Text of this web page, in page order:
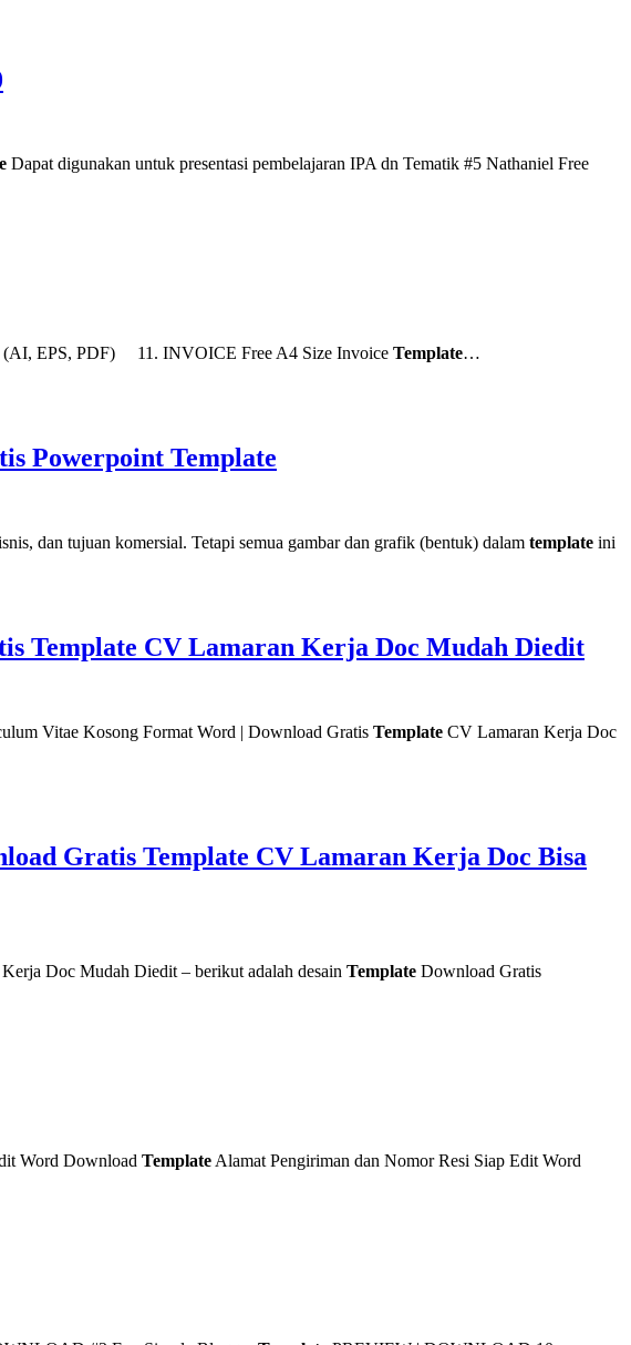
Dapat digunakan untuk presentasi pembelajaran IPA dn Tematik #5 Nathaniel Free
(AI, EPS, PDF) 11. INVOICE Free A4 Size Invoice Template…
Powerpoint Template
dan tujuan komersial. Tetapi semua gambar dan grafik (bentuk) dalam template ini
Template CV Lamaran Kerja Doc Mudah Diedit
Vitae Kosong Format Word | Download Gratis Template CV Lamaran Kerja Doc
Gratis Template CV Lamaran Kerja Doc Bisa
Doc Mudah Diedit – berikut adalah desain Template Download Gratis
Word Download Template Alamat Pengiriman dan Nomor Resi Siap Edit Word